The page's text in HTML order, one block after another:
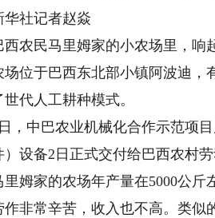
社记者赵焱
民马里姆家的小农场里，响
场位于巴西东北部小镇阿波迪，
代人工耕种模式。
中巴农业机械化合作示范项目
）设备2日正式交付给巴西农村
家的农场年产量在5000公斤
作非常辛苦，收入也不高。类似